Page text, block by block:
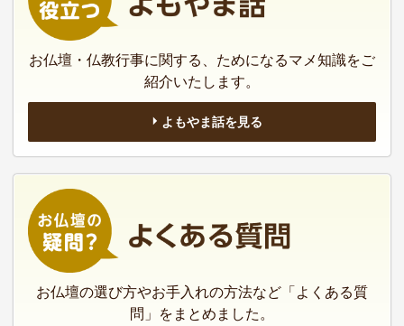
お仏壇・仏教行事に関する、ためになるマメ知識をご
紹介いたします。
よもやま話を見る
お仏壇の選び方やお手入れの方法など「よくある質
問」をまとめました。